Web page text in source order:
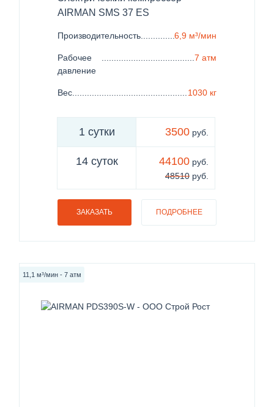
AIRMAN SMS 37 ES
Производительность 6,9 м³/мин
Рабочее
давление
7 атм
Вес 1030 кг
1 сутки 3500 руб.
14 суток 44100 руб.
48510 руб.
ЗАКАЗАТЬ ПОДРОБНЕЕ
11,1 м³/мин - 7 атм